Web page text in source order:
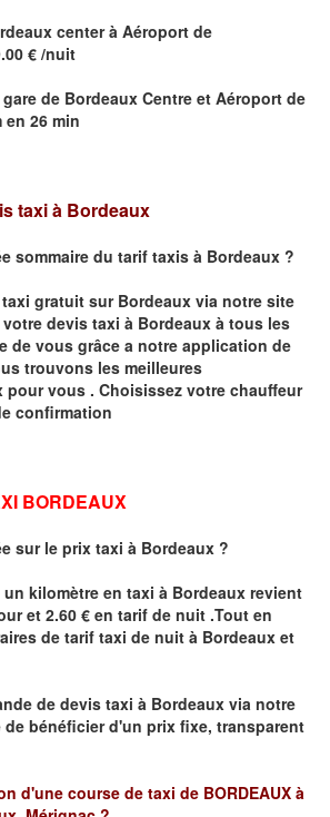
center à Aéroport de
€ /nuit
gare de Bordeaux Centre et Aéroport de
en 26 min
taxi à Bordeaux
sommaire du tarif taxis à Bordeaux ?
taxi gratuit sur Bordeaux via notre site
devis taxi à Bordeaux à tous les
de vous grâce a notre application de
trouvons les meilleures
pour vous . Choisissez votre chauffeur
confirmation
BORDEAUX
sur le prix taxi à Bordeaux ?
kilomètre en taxi à Bordeaux revient
et 2.60 € en tarif de nuit .Tout en
de tarif taxi de nuit à Bordeaux et
de devis taxi à Bordeaux via notre
de bénéficierd'un prix fixe, transparent
d'une course de taxi de BORDEAUX à